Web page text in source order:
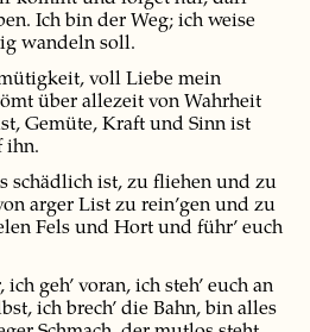
Ich bin der Weg; ich weise
wandeln soll.
voll Liebe mein
über allezeit von Wahrheit
Gemüte, Kraft und Sinn ist
ihn.
schädlich ist, zu fliehen und zu
arger List zu rein’gen und zu
Fels und Hort und führ’ euch
geh’ voran, ich steh’ euch an
ich brech’ die Bahn, bin alles